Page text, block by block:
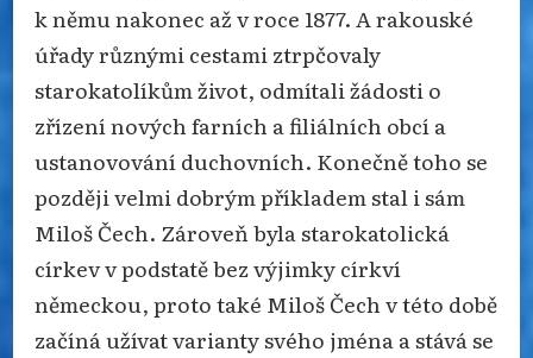
k němu nakonec až v roce 1877. A rakouské
úřady různými cestami ztrpčovaly
starokatolíkům život, odmítali žádosti o
zřízení nových farních a filiálních obcí a
ustanovování duchovních. Konečně toho se
později velmi dobrým příkladem stal i sám
Miloš Čech. Zároveň byla starokatolická
církev v podstatě bez výjimky církví
německou, proto také Miloš Čech v této době
začíná užívat varianty svého jména a stává se